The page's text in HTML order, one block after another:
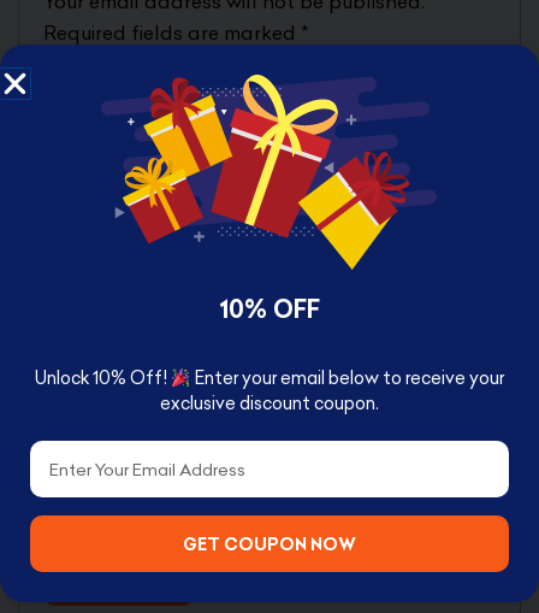
Required fields are marked *
Your review*
Email *
the next time I comment.
10% OFF
Unlock 10% Off!
Enter your email below to receive your
exclusive discount coupon.
Email
GET COUPON NOW